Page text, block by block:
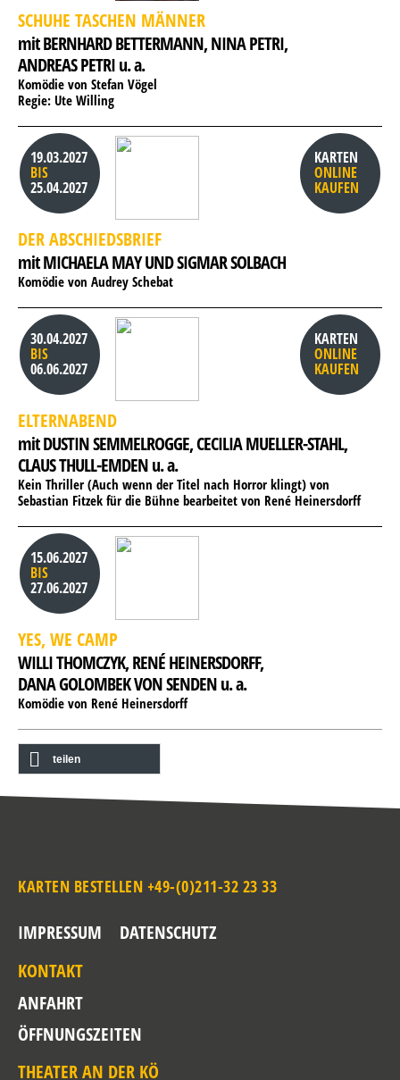
SCHUHE TASCHEN MÄNNER
mit BERNHARD BETTERMANN, NINA PETRI,
ANDREAS PETRI u. a.
Komödie von Stefan Vögel
Regie: Ute Willing
19.03.2027
BIS
25.04.2027
DER ABSCHIEDSBRIEF
mit MICHAELA MAY UND SIGMAR SOLBACH
Komödie von Audrey Schebat
KARTEN
ONLINE
KAUFEN
30.04.2027
BIS
06.06.2027
ELTERNABEND
mit DUSTIN SEMMELROGGE, CECILIA MUELLER-STAHL,
CLAUS THULL-EMDEN u. a.
Kein Thriller (Auch wenn der Titel nach Horror klingt) von
Sebastian Fitzek für die Bühne bearbeitet von René Heinersdorff
KARTEN
ONLINE
KAUFEN
15.06.2027
BIS
27.06.2027
YES, WE CAMP
WILLI THOMCZYK, RENÉ HEINERSDORFF,
DANA GOLOMBEK VON SENDEN u. a.
Komödie von René Heinersdorff
teilen
KARTEN BESTELLEN +49-(0)211-32 23 33
IMPRESSUM
DATENSCHUTZ
KONTAKT
ANFAHRT
ÖFFNUNGSZEITEN
THEATER AN DER KÖ